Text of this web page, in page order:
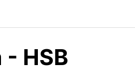
HSB